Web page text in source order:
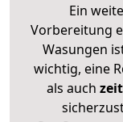
Ein
Vorbereitung
Wasungen
wichtig, eine
als auch